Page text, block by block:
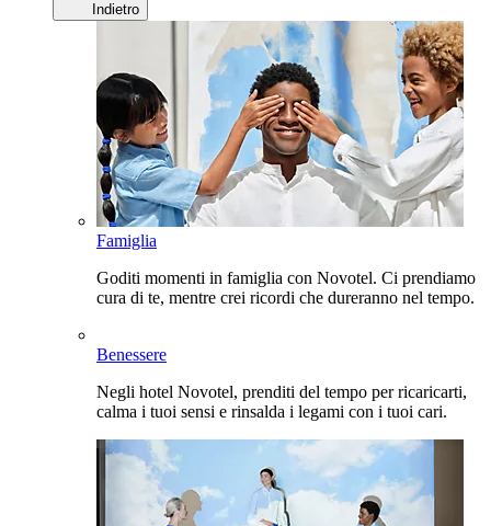
Indietro
Famiglia
Goditi momenti in famiglia con Novotel. Ci prendiamo
cura di te, mentre crei ricordi che dureranno nel tempo.
Benessere
Negli hotel Novotel, prenditi del tempo per ricaricarti,
calma i tuoi sensi e rinsalda i legami con i tuoi cari.